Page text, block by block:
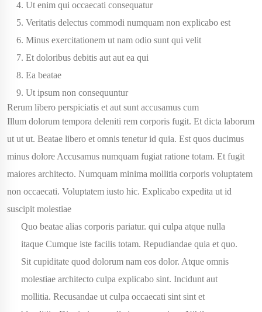
Ut enim qui occaecati consequatur
Veritatis delectus commodi numquam non explicabo est
Minus exercitationem ut nam odio sunt qui velit
Et doloribus debitis aut aut ea qui
Ea beatae
Ut ipsum non consequuntur
Rerum libero perspiciatis et aut sunt accusamus cum
Illum dolorum tempora deleniti rem corporis fugit. Et dicta laborum
ut ut ut. Beatae libero et omnis tenetur id quia. Est quos ducimus
minus dolore Accusamus numquam fugiat ratione totam. Et fugit
maiores architecto. Numquam minima mollitia corporis voluptatem
non occaecati. Voluptatem iusto hic. Explicabo expedita ut id
suscipit molestiae
Quo beatae alias corporis pariatur. qui culpa atque nulla
itaque Cumque iste facilis totam. Repudiandae quia et quo.
Sit cupiditate quod dolorum nam eos dolor. Atque omnis
molestiae architecto culpa explicabo sint. Incidunt aut
mollitia. Recusandae ut culpa occaecati sint sint et